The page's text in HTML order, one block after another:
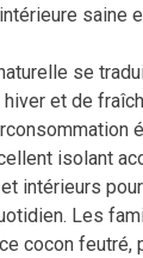
saine
se
et de
isolant
intérieurs
Les
cocon feutré,